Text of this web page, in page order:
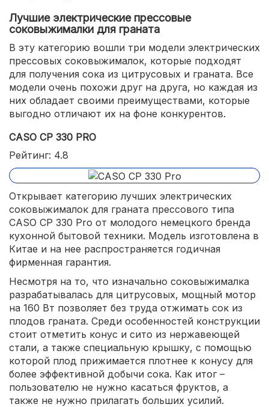
Лучшие электрические прессовые
соковыжималки для граната
В эту категорию вошли три модели электрических
прессовых соковыжималок, которые подходят
для получения сока из цитрусовых и граната. Все
модели очень похожи друг на друга, но каждая из
них обладает своими преимуществами, которые
выгодно отличают их на фоне конкурентов.
CASO CP 330 PRO
Рейтинг: 4.8
Открывает категорию лучших электрических
соковыжималок для граната прессового типа
CASO CP 330 Pro от молодого немецкого бренда
кухонной бытовой техники. Модель изготовлена в
Китае и на нее распространяется годичная
фирменная гарантия.
Несмотря на то, что изначально соковыжималка
разрабатывалась для цитрусовых, мощный мотор
на 160 Вт позволяет без труда отжимать сок из
плодов граната. Среди особенностей конструкции
стоит отметить конус и сито из нержавеющей
стали, а также специальную крышку, с помощью
которой плод прижимается плотнее к конусу для
более эффективной добычи сока. Как итог –
пользователю не нужно касаться фруктов, а
также не нужно прилагать больших усилий.